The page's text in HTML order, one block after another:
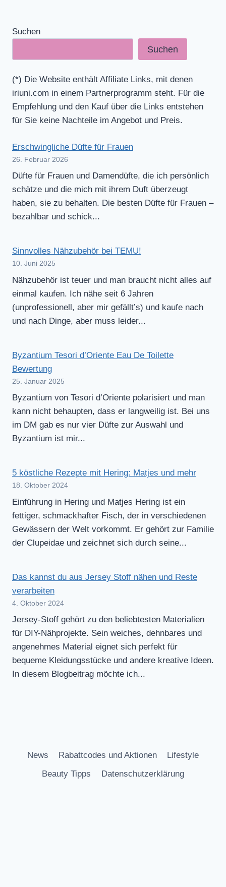
Suchen
Suchen
(*) Die Website enthält Affiliate Links, mit denen
iriuni.com in einem Partnerprogramm steht. Für die
Empfehlung und den Kauf über die Links entstehen
für Sie keine Nachteile im Angebot und Preis.
Erschwingliche Düfte für Frauen
26. Februar 2026
Düfte für Frauen und Damendüfte, die ich persönlich
schätze und die mich mit ihrem Duft überzeugt
haben, sie zu behalten. Die besten Düfte für Frauen –
bezahlbar und schick...
Sinnvolles Nähzubehör bei TEMU!
10. Juni 2025
Nähzubehör ist teuer und man braucht nicht alles auf
einmal kaufen. Ich nähe seit 6 Jahren
(unprofessionell, aber mir gefällt’s) und kaufe nach
und nach Dinge, aber muss leider...
Byzantium Tesori d’Oriente Eau De Toilette
Bewertung
25. Januar 2025
Byzantium von Tesori d’Oriente polarisiert und man
kann nicht behaupten, dass er langweilig ist. Bei uns
im DM gab es nur vier Düfte zur Auswahl und
Byzantium ist mir...
5 köstliche Rezepte mit Hering: Matjes und mehr
18. Oktober 2024
Einführung in Hering und Matjes Hering ist ein
fettiger, schmackhafter Fisch, der in verschiedenen
Gewässern der Welt vorkommt. Er gehört zur Familie
der Clupeidae und zeichnet sich durch seine...
Das kannst du aus Jersey Stoff nähen und Reste
verarbeiten
4. Oktober 2024
Jersey-Stoff gehört zu den beliebtesten Materialien
für DIY-Nähprojekte. Sein weiches, dehnbares und
angenehmes Material eignet sich perfekt für
bequeme Kleidungsstücke und andere kreative Ideen.
In diesem Blogbeitrag möchte ich...
News Rabattcodes und Aktionen
Lifestyle
Beauty Tipps
Datenschutzerklärung